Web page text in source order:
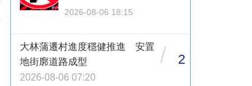
2026-08-06 18:15
大林蒲遷村進度穩健推進 安置
地街廓道路成型
2026-08-06 07:20
/ 2